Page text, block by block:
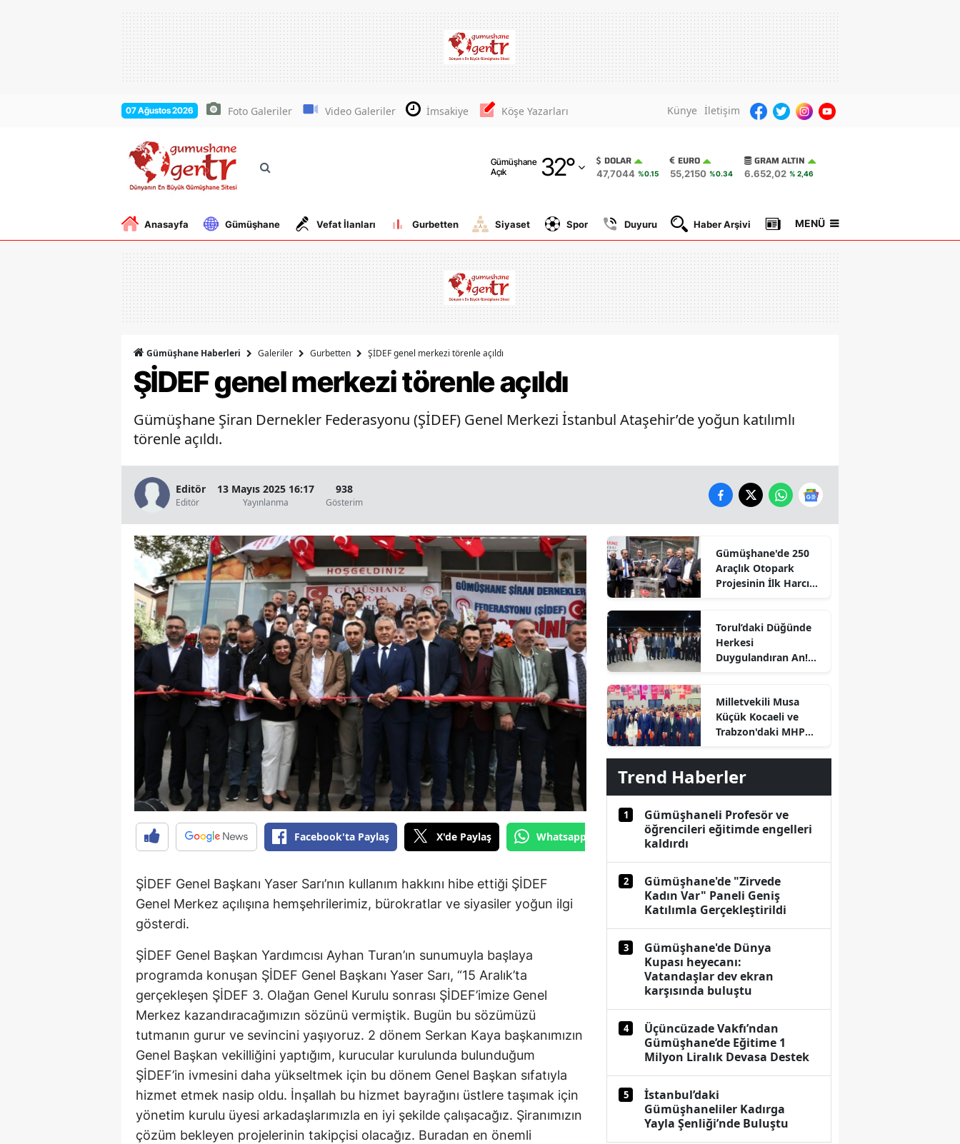
07 Ağustos 2026 Foto Galeriler Video Galeriler İmsakiye Köşe Yazarları Künye İletişim
Gümüşhane
Açık
32°
Adana
Adıyaman
Amasya
Antalya
Aydın
Balıkesir
Bitlis
Bolu
Çankırı
Çorum
Denizli
Diyarbakır
Edirne
Elazığ
Erzincan
Erzurum
Eskişehir
Gaziantep
Giresun
Hakkari
Isparta
Mersin
İstanbul
İzmir
Kars
Kastamonu
Kayseri
DOLAR
47,7044 %0.15
EURO
55,2150 %0.34
GRAM ALTIN
6.652,02 % 2,46
Anasayfa Gümüşhane Vefat İlanları Gurbetten Siyaset Spor Duyuru Haber Arşivi Gazete Manşetleri
MENÜ
Gümüşhane Haberleri Galeriler Gurbetten ŞİDEF genel merkezi törenle açıldı
ŞİDEF genel merkezi törenle açıldı
Gümüşhane Şiran Dernekler Federasyonu (ŞİDEF) Genel Merkezi İstanbul Ataşehir’de yoğun katılımlı
törenle açıldı.
Editör
Editör
13 Mayıs 2025 16:17
Yayınlanma
938
Gösterim
Facebook'ta Paylaş X'de Paylaş Whatsapp'tan Gönder
ŞİDEF Genel Başkanı Yaser Sarı’nın kullanım hakkını hibe ettiği ŞİDEF
Genel Merkez açılışına hemşehrilerimiz, bürokratlar ve siyasiler yoğun ilgi
gösterdi.
ŞİDEF Genel Başkan Yardımcısı Ayhan Turan’ın sunumuyla başlaya
programda konuşan ŞİDEF Genel Başkanı Yaser Sarı, “15 Aralık’ta
gerçekleşen ŞİDEF 3. Olağan Genel Kurulu sonrası ŞİDEF’imize Genel
Merkez kazandıracağımızın sözünü vermiştik. Bugün bu sözümüzü
tutmanın gurur ve sevincini yaşıyoruz. 2 dönem Serkan Kaya başkanımızın
Genel Başkan vekilliğini yaptığım, kurucular kurulunda bulunduğum
ŞİDEF’in ivmesini daha yükseltmek için bu dönem Genel Başkan sıfatıyla
hizmet etmek nasip oldu. İnşallah bu hizmet bayrağını üstlere taşımak için
yönetim kurulu üyesi arkadaşlarımızla en iyi şekilde çalışacağız. Şiranımızın
çözüm bekleyen projelerinin takipçisi olacağız. Buradan en önemli
Gümüşhane'de 250
Araçlık Otopark
Projesinin İlk Harcı
Torul’daki Düğünde
Herkesi
Duygulandıran An!
İçin Çıktı
Milletvekili Musa
Küçük Kocaeli ve
Trabzon'daki MHP
Divan Başkanlığı
Yaptı
Trend Haberler
1
Gümüşhaneli Profesör ve
öğrencileri eğitimde engelleri
kaldırdı
2
Gümüşhane'de "Zirvede
Kadın Var" Paneli Geniş
Katılımla Gerçekleştirildi
3
Gümüşhane'de Dünya
Kupası heyecanı:
Vatandaşlar dev ekran
karşısında buluştu
4
Üçüncüzade Vakfı’ndan
Gümüşhane’de Eğitime 1
Milyon Liralık Devasa Destek
5
İstanbul’daki
Gümüşhaneliler Kadırga
Yayla Şenliği’nde Buluştu